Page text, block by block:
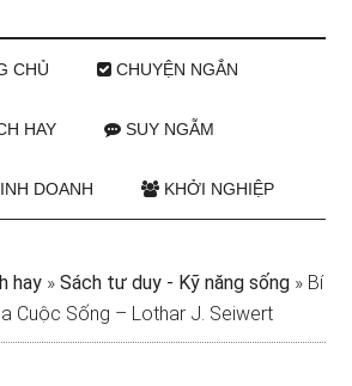
CHỦ CHUYỆN NGẮN
HAY SUY NGẪM
DOANH KHỞI NGHIỆP
hay »Sách tư duy - Kỹ năng sống » Bí
Cuộc Sống – Lothar J. Seiwert